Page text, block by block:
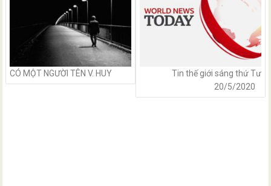
CÓ MỘT NGƯỜI TÊN V. HUY
Tin thế giới sáng thứ Tư
20/5/2020